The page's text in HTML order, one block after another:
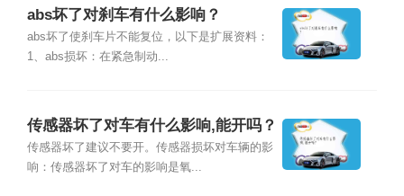
abs坏了对刹车有什么影响？
abs坏了使刹车片不能复位，以下是扩展资料：
1、abs损坏：在紧急制动...
传感器坏了对车有什么影响,能开吗？
传感器坏了建议不要开。传感器损坏对车辆的影
响：传感器坏了对车的影响是氧...